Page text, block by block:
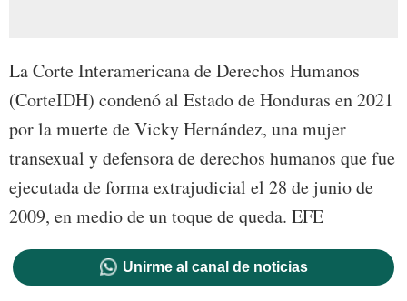
La Corte Interamericana de Derechos Humanos
(CorteIDH) condenó al Estado de Honduras en 2021
por la muerte de Vicky Hernández, una mujer
transexual y defensora de derechos humanos que fue
ejecutada de forma extrajudicial el 28 de junio de
2009, en medio de un toque de queda. EFE
Unirme al canal de noticias